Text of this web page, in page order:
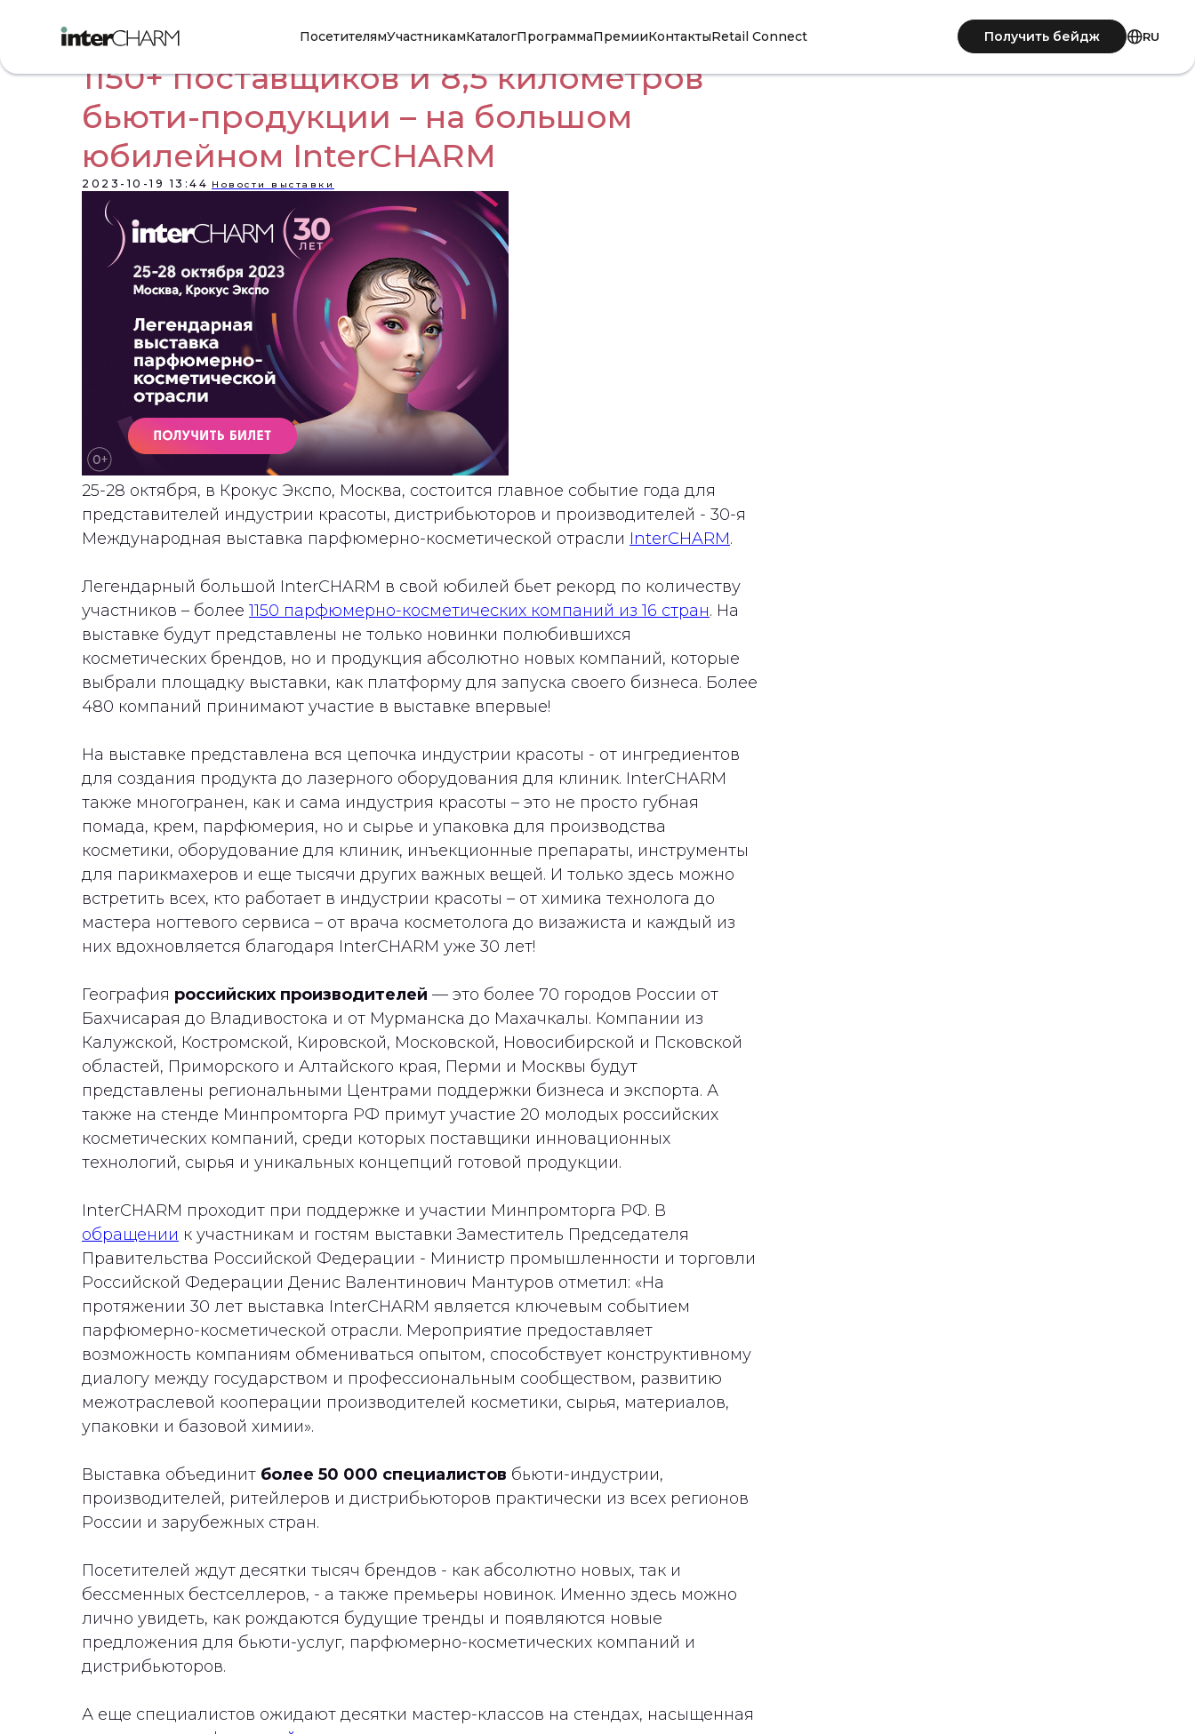
ПосетителямУчастникамКаталогПрограммаПремииКонтактыRetail Connect Получить бейдж RU
1150+ поставщиков и 8,5 километров
бьюти-продукции – на большом
юбилейном InterCHARM
2023-10-19 13:44 Новости выставки
25-28 октября, в Крокус Экспо, Москва, состоится главное событие года для
представителей индустрии красоты, дистрибьюторов и производителей - 30-я
Международная выставка парфюмерно-косметической отрасли InterCHARM.
Легендарный большой InterCHARM в свой юбилей бьет рекорд по количеству
участников – более 1150 парфюмерно-косметических компаний из 16 стран. На
выставке будут представлены не только новинки полюбившихся
косметических брендов, но и продукция абсолютно новых компаний, которые
выбрали площадку выставки, как платформу для запуска своего бизнеса. Более
480 компаний принимают участие в выставке впервые!
На выставке представлена вся цепочка индустрии красоты - от ингредиентов
для создания продукта до лазерного оборудования для клиник. InterCHARM
также многогранен, как и сама индустрия красоты – это не просто губная
помада, крем, парфюмерия, но и сырье и упаковка для производства
косметики, оборудование для клиник, инъекционные препараты, инструменты
для парикмахеров и еще тысячи других важных вещей. И только здесь можно
встретить всех, кто работает в индустрии красоты – от химика технолога до
мастера ногтевого сервиса – от врача косметолога до визажиста и каждый из
них вдохновляется благодаря InterCHARM уже 30 лет!
География российских производителей — это более 70 городов России от
Бахчисарая до Владивостока и от Мурманска до Махачкалы. Компании из
Калужской, Костромской, Кировской, Московской, Новосибирской и Псковской
областей, Приморского и Алтайского края, Перми и Москвы будут
представлены региональными Центрами поддержки бизнеса и экспорта. А
также на стенде Минпромторга РФ примут участие 20 молодых российских
косметических компаний, среди которых поставщики инновационных
технологий, сырья и уникальных концепций готовой продукции.
InterCHARM проходит при поддержке и участии Минпромторга РФ. В
обращении к участникам и гостям выставки Заместитель Председателя
Правительства Российской Федерации - Министр промышленности и торговли
Российской Федерации Денис Валентинович Мантуров отметил: «На
протяжении 30 лет выставка InterCHARM является ключевым событием
парфюмерно-косметической отрасли. Мероприятие предоставляет
возможность компаниям обмениваться опытом, способствует конструктивному
диалогу между государством и профессиональным сообществом, развитию
межотраслевой кооперации производителей косметики, сырья, материалов,
упаковки и базовой химии».
Выставка объединит более 50 000 специалистов бьюти-индустрии,
производителей, ритейлеров и дистрибьюторов практически из всех регионов
России и зарубежных стран.
Посетителей ждут десятки тысяч брендов - как абсолютно новых, так и
бессменных бестселлеров, - а также премьеры новинок. Именно здесь можно
лично увидеть, как рождаются будущие тренды и появляются новые
предложения для бьюти-услуг, парфюмерно-косметических компаний и
дистрибьюторов.
А еще специалистов ожидают десятки мастер-классов на стендах, насыщенная